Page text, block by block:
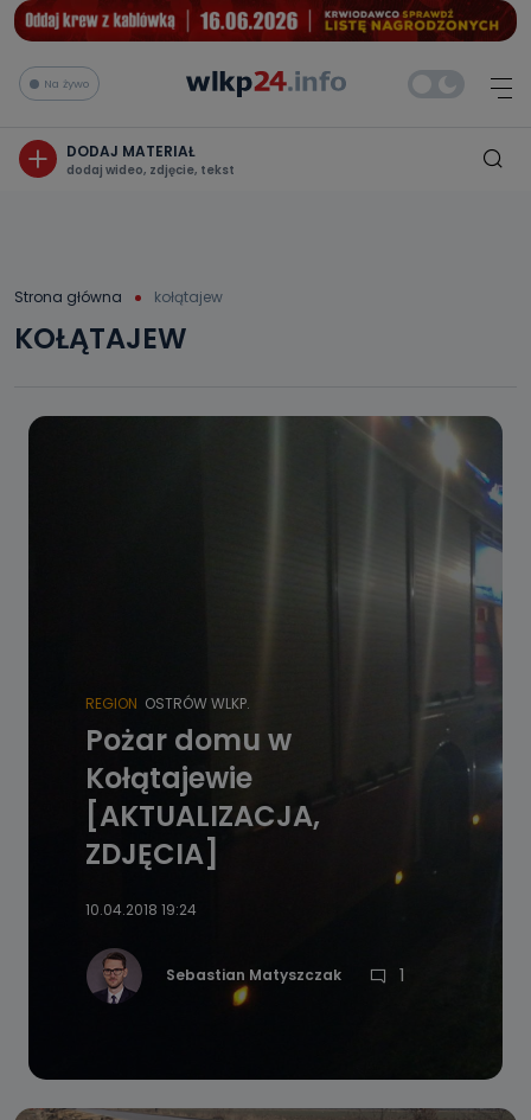
Na żywo
DODAJ MATERIAŁ
dodaj wideo, zdjęcie, tekst
Strona główna kołątajew
KOŁĄTAJEW
REGION OSTRÓW WLKP.
Pożar domu w
Kołątajewie
[AKTUALIZACJA,
ZDJĘCIA]
10.04.2018 19:24
Sebastian Matyszczak 1